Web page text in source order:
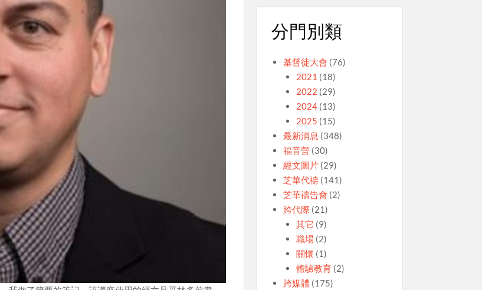
分門別類
基督徒大會 (76)
2021 (18)
2022 (29)
2024 (13)
2025 (15)
最新消息 (348)
福音營(30)
經文圖片(29)
芝華代禱(141)
芝華禱告會 (2)
跨代際(21)
其它 (9)
職場 (2)
關懷 (1)
體驗教育 (2)
跨媒體 (175)